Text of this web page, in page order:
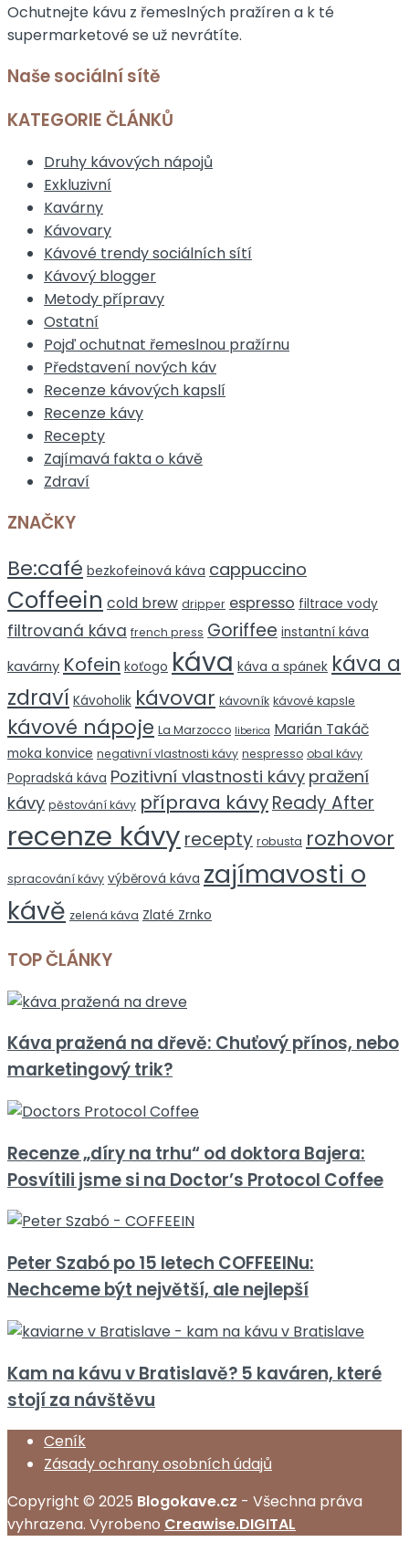
Ochutnejte kávu z řemeslných pražíren a k té
supermarketové se už nevrátíte.
Naše sociální sítě
KATEGORIE ČLÁNKŮ
Druhy kávových nápojů
Exkluzivní
Kavárny
Kávovary
Kávové trendy sociálních sítí
Kávový blogger
Metody přípravy
Ostatní
Pojď ochutnat řemeslnou pražírnu
Představení nových káv
Recenze kávových kapslí
Recenze kávy
Recepty
Zajímavá fakta o kávě
Zdraví
ZNAČKY
Be:café bezkofeinová káva cappuccino
Coffeein cold brew dripper espresso filtrace vody
filtrovaná káva french press Goriffee instantní káva
kavárny Kofein koťogo káva káva a spánek káva a
zdraví Kávoholik kávovar kávovník kávové kapsle
kávové nápoje La Marzocco liberica Marián Takáč
moka konvice negativní vlastnosti kávy nespresso obal kávy
Popradská káva Pozitivní vlastnosti kávy pražení
kávy pěstování kávy příprava kávyReady After
recenze kávy recepty robusta rozhovor
spracování kávy výběrová káva zajímavosti o
kávě zelená káva Zlaté Zrnko
TOP ČLÁNKY
Káva pražená na dřevě: Chuťový přínos, nebo
marketingový trik?
Recenze „díry na trhu“ od doktora Bajera:
Posvítili jsme si na Doctor’s Protocol Coffee
Peter Szabó po 15 letech COFFEEINu:
Nechceme být největší, ale nejlepší
Kam na kávu v Bratislavě? 5 kaváren, které
stojí za návštěvu
Ceník
Zásady ochrany osobních údajů
Copyright © 2025 Blogokave.cz - Všechna práva
vyhrazena. Vyrobeno Creawise.DIGITAL